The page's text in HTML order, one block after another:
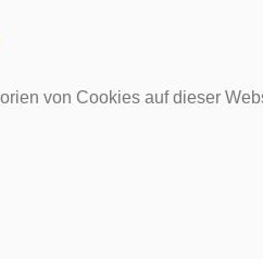
von Cookies auf dieser